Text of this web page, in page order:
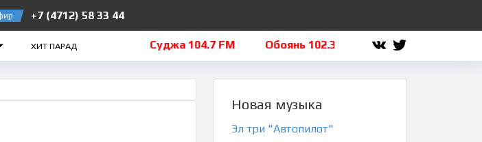
+7 (4712) 58 33 44
ХИТ ПАРАД
Рыльск 106.5 FM Суджа 104.7 FM Обоянь 102.3 FM Льгов 101.8 FM
Новая музыка
Эл три "Автопилот"